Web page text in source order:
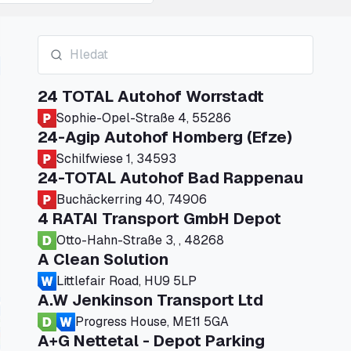
24 TOTAL Autohof Worrstadt
Sophie-Opel-Straße 4, 55286
24-Agip Autohof Homberg (Efze)
Schilfwiese 1, 34593
24-TOTAL Autohof Bad Rappenau
Buchäckerring 40, 74906
4 RATAI Transport GmbH Depot
Otto-Hahn-Straße 3, , 48268
A Clean Solution
Littlefair Road, HU9 5LP
A.W Jenkinson Transport Ltd
Progress House, ME11 5GA
A+G Nettetal - Depot Parking